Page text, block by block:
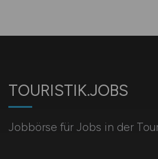
TOURISTIK.JOBS
Jobbörse für Jobs in der